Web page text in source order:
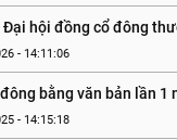
Đại hội đồng cổ đông
- 14:11:06
bằng văn bản lần 1
- 14:15:18